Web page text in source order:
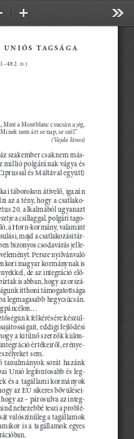
Zoom
u n iós tagsága
. o.)
mint a montblanc csucsán a jég,
minek nem árt se nap, se szél”
(Vajda János)
szakember csaknem más-
millió polgárának vágya és
és m áltával együtt)
táborokon átívelő, igazán
az a tény, hogy a csatlako-
20. alkalmából ugyanazt
a csillaggal, polgári tago-
a Horn-kormány, valamint
majd a csatlakozási tár-
bizonyos csodavárás jelle-
Persze nyilvánvaló
magyar kormánynak is
de az integráció elő-
is abban, hogy az orszá-
itthoni támogatottsága
legmagasabb hegycsúcsán.
felkérésére készül-
eddigi fejlődési
a kitűnő szerzők külön-
értékeiről, erénye-
sem.
tanulmányok sorát hazánk
unió legfontosabb és leg-
és a tagállami kormányok
az eu sikeres bővülései-
az – párosulva az integ-
nehezebbé teszi a problé-
valószínűleg a tagállamok
is a tagállamok egyes